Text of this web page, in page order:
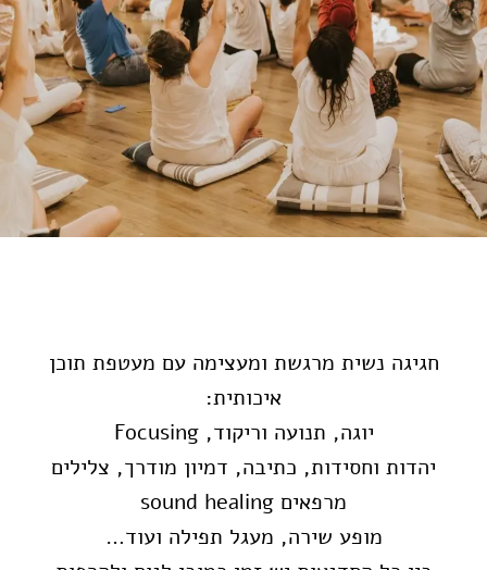
חגיגה נשית מרגשת ומעצימה עם מעטפת תוכן
איכותית:
יוגה, תנועה וריקוד, Focusing
יהדות וחסידות, כתיבה, דמיון מודרך, צלילים
מרפאים sound healing
מופע שירה, מעגל תפילה ועוד…